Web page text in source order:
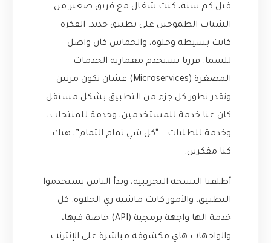
قبل كم سنة، كنت شغال مع فريق صغير من
الشباب الطموحين على تطبيق جديد. الفكرة
كانت بسيطة وحلوة، والحماس كان واصل
للسما. قررنا نستخدم معمارية الخدمات
المصغرة (Microservices) عشان نكون مرنين
ونقدر نطور كل جزء من التطبيق بشكل مستقل.
كان عنا خدمة للمستخدمين، وخدمة للمنتجات،
وخدمة للطلبات… “كل شي تمام التمام”، هيك
كنا مفكرين.
أطلقنا النسخة التجريبية، وبدأ الناس يستخدموا
التطبيق، والأمور كانت ماشية زي الحلاوة. كل
خدمة الها واجهة برمجية (API) خاصة فيها،
والواجهات هاي مكشوفة مباشرة على الإنترنت.